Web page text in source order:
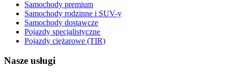
Samochody premium
Samochody rodzinne i SUV-y
Samochody dostawcze
Pojazdy specjalistyczne
Pojazdy ciężarowe (TIR)
Nasze usługi